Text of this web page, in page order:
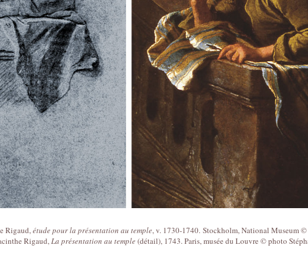
Rigaud, étude pour la présentation au temple, v. 1730-1740. Stockholm, National Museum ©
Rigaud, La présentation au temple(détail), 1743. Paris, musée du Louvre © photo